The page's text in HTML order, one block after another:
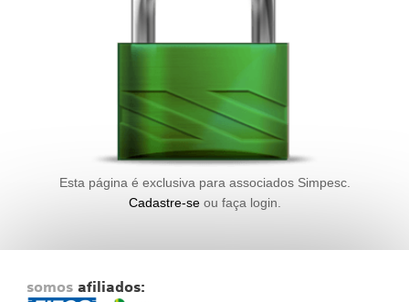
Central de Comunicação
NOSSAS ASSOCIADAS
SEJA UM ASSOCIADO
Esta página é exclusiva para associados Simpesc.
Cadastre-seou faça login.
somos afiliados: